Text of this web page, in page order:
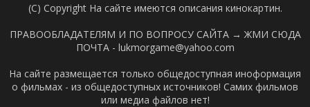
(C) Copyright На сайте имеются описания кинокартин.
ПРАВООБЛАДАТЕЛЯМ И ПО ВОПРОСУ САЙТА → ЖМИ СЮДА
ПОЧТА - lukmorgame@yahoo.com
На сайте размещается только общедоступная иноформация
о фильмах - из общедоступных источников! Самих фильмов
или медиа файлов нет!